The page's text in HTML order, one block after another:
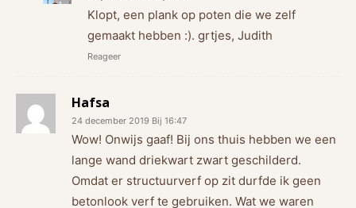
Klopt, een plank op poten die we zelf
gemaakt hebben :). grtjes, Judith
Reageer
Hafsa
24 december 2019 Bij 16:47
Wow! Onwijs gaaf! Bij ons thuis hebben we een
lange wand driekwart zwart geschilderd.
Omdat er structuurverf op zit durfde ik geen
betonlook verf te gebruiken. Wat we waren